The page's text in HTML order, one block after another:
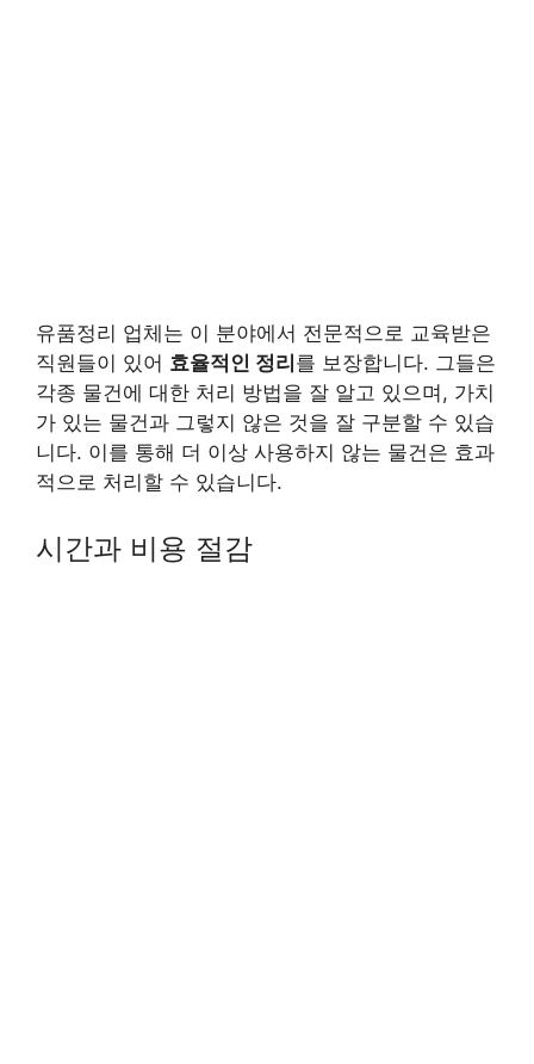
유품정리 업체는 이 분야에서 전문적으로 교육받은
직원들이 있어 효율적인 정리를 보장합니다. 그들은
각종 물건에 대한 처리 방법을 잘 알고 있으며, 가치
가 있는 물건과 그렇지 않은 것을 잘 구분할 수 있습
니다. 이를 통해 더 이상 사용하지 않는 물건은 효과
적으로 처리할 수 있습니다.
시간과 비용 절감